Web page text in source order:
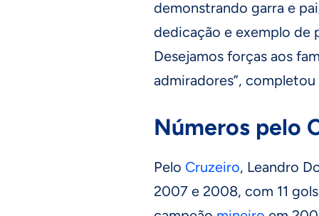
demonstrando garra e
dedicação e exemplo de
Desejamos forças aos
admiradores”,
Números pelo
Pelo Cruzeiro, Leandro
2007 e 2008, com 11